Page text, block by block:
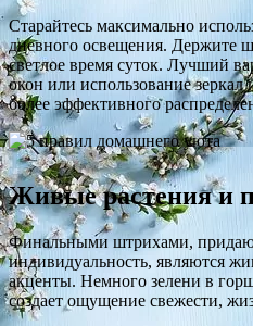
Старайтесь максимально
дневного освещения. Держите
светлое время суток. Лучший
окон или использование
более эффективного
Живые растения и
Финальными штрихами,
индивидуальность, являются
акценты. Немного зелени в
создает ощущение свежести,